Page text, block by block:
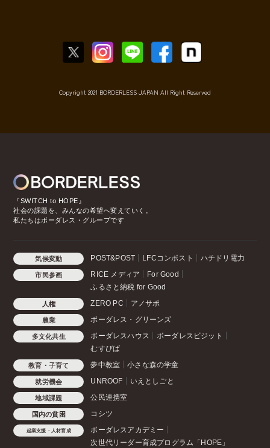
Copyright 2021 BORDERLESS JAPAN All Right Reserved
『SWITCH to HOPE』
社会の課題を、みんなの希望へ変えていく。
私たちはボーダレス・グループです
気候変動 POST&POST LFCコンポスト ハチドリ電力
市民参画 RICE メディア
For Good
ふるさと納税 for Good
人権 ZERO PC アノサポ
農業 ボーダレス・グリーンズ
多文化共生 ボーダレスハウス
ボーダレスビジット
むすびば
教育・子育て 夢中教室 小さな森の学童
就労機会 UNROOF いえとしごと
地域課題 公民連携室
国内の貧困 コシツ
起業支援・人材育成
ボーダレスアカデミー
次世代リーダー育成プログラム「HOPE」